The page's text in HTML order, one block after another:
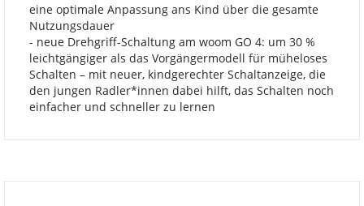
eine optimale Anpassung ans Kind über die gesamte
Nutzungsdauer
- neue Drehgriff-Schaltung am woom GO 4: um 30 %
leichtgängiger als das Vorgängermodell für müheloses
Schalten – mit neuer, kindgerechter Schaltanzeige, die
den jungen Radler*innen dabei hilft, das Schalten noch
einfacher und schneller zu lernen